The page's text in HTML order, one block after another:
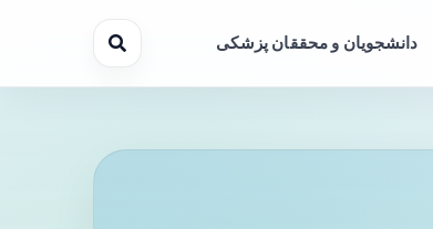
دانشجویان و محققان پزشکی